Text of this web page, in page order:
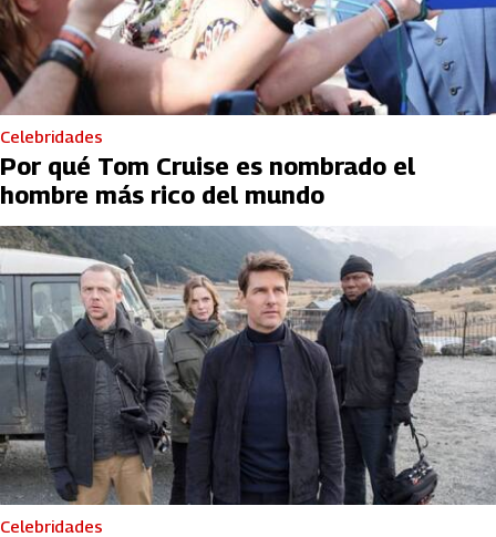
Celebridades
Por qué Tom Cruise es nombrado el
hombre más rico del mundo
Celebridades